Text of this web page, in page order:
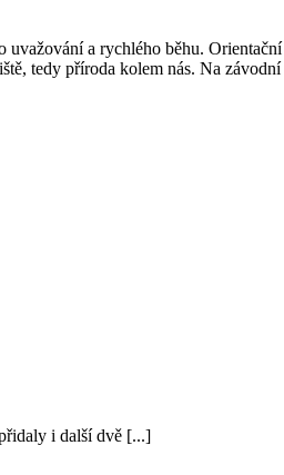
uvažování a rychlého běhu. Orientační
tedy příroda kolem nás. Na závodní
i další dvě [...]